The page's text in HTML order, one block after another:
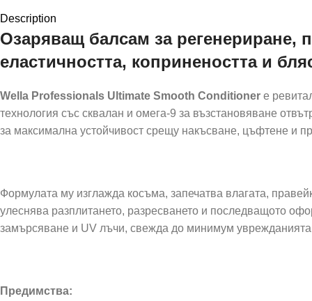
Description
Озаряващ балсам за регенериране,
еластичността, копринеността и
Wella Professionals Ultimate Smooth Conditioner е
технология със сквалан и омега-9 за възстановяване
за максимална устойчивост срещу накъсване, цъфтене и
Формулата му изглажда косъма, запечатва влагата,
улеснява разплитането, разресването и последващото
замърсяване и UV лъчи, свежда до минимум уврежданията
Предимства: